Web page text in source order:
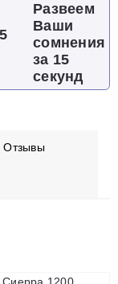
Развеем
Ваши
сомнения
за 15
секунд
Отзывы